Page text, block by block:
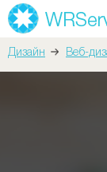
Дизайн Веб-